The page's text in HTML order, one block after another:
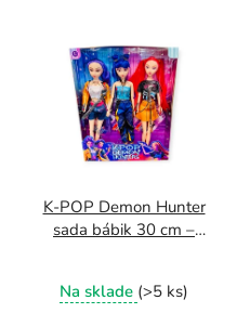
K-POP Demon Hunter
sada bábik 30 cm –
hodnotenie
Na sklade (>5 ks)